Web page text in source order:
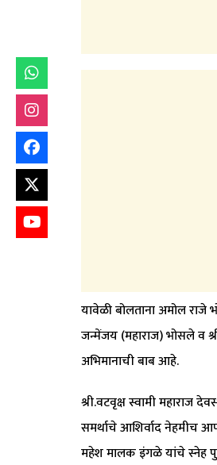
यावेळी बोलताना अमोल राजे
जन्मेंजय (महाराज) भोसले व
अभिमानाची बाब आहे.
श्री.वटवृक्ष स्वामी महाराज
समर्थाचे आशिर्वाद नेहमीच
महेश मालक इंगळे यांचे स्नेह